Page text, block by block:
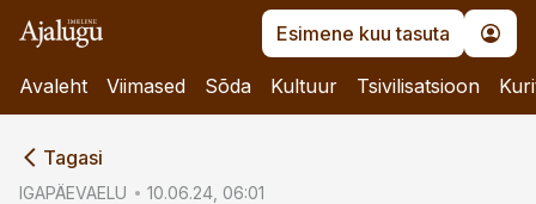
Esimene kuu tasuta
Avaleht Viimased Sõda Kultuur Tsivilisatsioon
Tagasi
IGAPÄEVAELU 10.06.24, 06:01